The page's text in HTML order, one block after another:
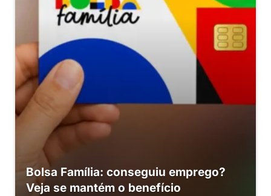
Bolsa Família: conseguiu emprego?
Veja se mantém o benefício